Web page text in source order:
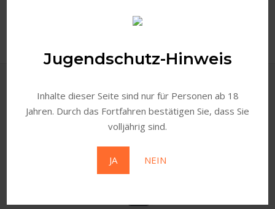
Jugendschutz-Hinweis
Inhalte dieser Seite sind nur für Personen ab 18
Jahren. Durch das Fortfahren bestätigen Sie, dass Sie
volljährig sind.
JA NEIN
Brettspiele